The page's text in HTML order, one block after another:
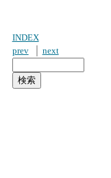
INDEX
prev｜ next